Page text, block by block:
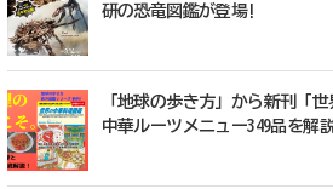
研の恐竜図鑑が登場!
「地球の歩き方」から新刊「
中華ルーツメニュー349品を解